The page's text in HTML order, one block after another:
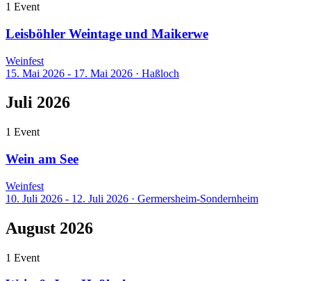
1 Event
Leisböhler Weintage und Maikerwe
Weinfest
15. Mai 2026 - 17. Mai 2026 · Haßloch
Juli 2026
1 Event
Wein am See
Weinfest
10. Juli 2026 - 12. Juli 2026 · Germersheim-Sondernheim
August 2026
1 Event